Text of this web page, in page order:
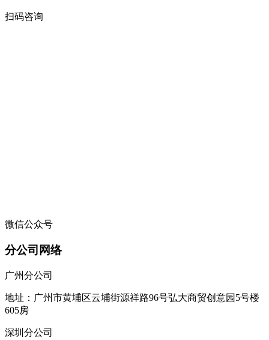
扫码咨询
微信公众号
分公司网络
广州分公司
地址：广州市黄埔区云埔街源祥路96号弘大商贸创意园5号楼
605房
深圳分公司